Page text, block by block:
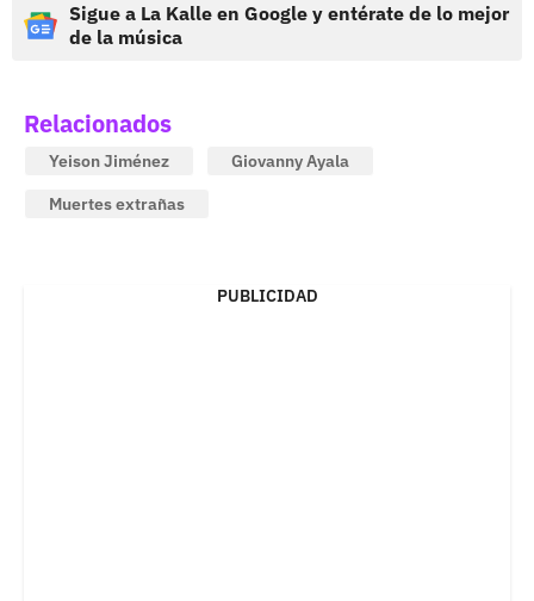
Sigue a La Kalle en Google y entérate de lo mejor
de la música
Relacionados
Yeison Jiménez
Giovanny Ayala
Muertes extrañas
PUBLICIDAD